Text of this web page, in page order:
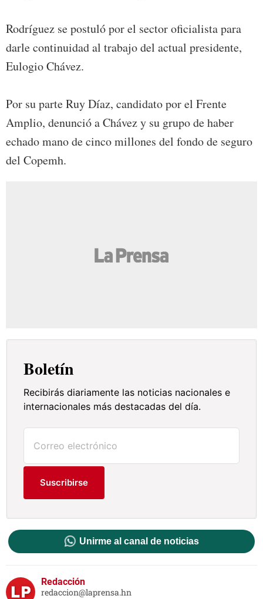
Rodríguez se postuló por el sector oficialista para
darle continuidad al trabajo del actual presidente,
Eulogio Chávez.
Por su parte Ruy Díaz, candidato por el Frente
Amplio, denunció a Chávez y su grupo de haber
echado mano de cinco millones del fondo de seguro
del Copemh.
Boletín
Recibirás diariamente las noticias nacionales e
internacionales más destacadas del día.
Suscribirse
Unirme al canal de noticias
Redacción
redaccion@laprensa.hn